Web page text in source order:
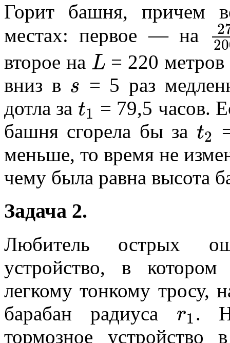
Горит башня, причем
местах: первое — на
второе на L = 220
вниз в s = 5 раз
дотла за t1 = 79,5 часов.
башня сгорела бы за t2
меньше, то время не
чему была равна высота
Задача 2.
Любитель острых
устройство, в
легкому тонкому тросу,
барабан радиуса r1.
тормозное